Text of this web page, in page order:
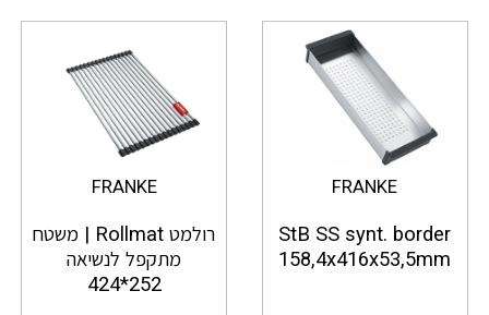
FRANKE
StB SS synt. border
158,4x416x53,5mm
FRANKE
רולמט Rollmat | משטח
מתקפל לנשיאה
252*424